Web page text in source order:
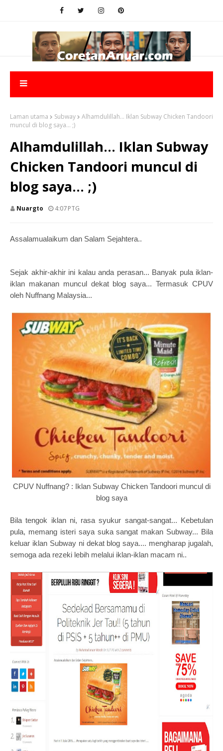
Laman utama Subway
Alhamdulillah... Iklan Subway Chicken Tandoori
muncul di blog saya... ;)
Alhamdulillah... Iklan Subway
Chicken Tandoori muncul di
blog saya... ;)
Nuargto 4:07 PTG
Assalamualaikum dan Salam Sejahtera..
Sejak akhir-akhir ini kalau anda perasan... Banyak pula iklan-
iklan makanan muncul dekat blog saya...Termasuk CPUV
oleh Nuffnang Malaysia...
CPUV Nuffnang? : Iklan Subway Chicken Tandoori muncul di
blog saya
Bila tengok iklan ni, rasa syukur sangat-sangat... Kebetulan
pula, memang isteri saya suka sangat makan Subway... Bila
keluar iklan Subway ni dekat blog saya.... mengharap jugalah,
semoga ada rezeki lebih melalui iklan-iklan macam ni..